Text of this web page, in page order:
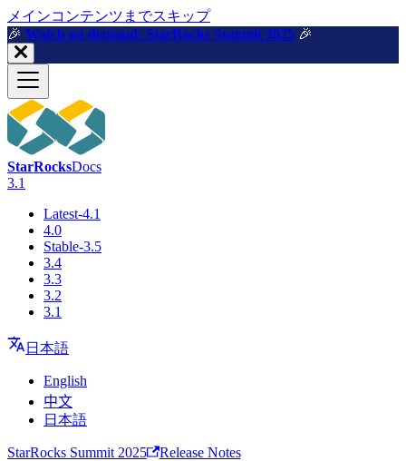
メインコンテンツまでスキップ
🎉️ Watch on demand: StarRocks Summit 2025 🎉️
StarRocksDocs
3.1
Latest-4.1
4.0
Stable-3.5
3.4
3.3
3.2
3.1
日本語
English
中文
日本語
StarRocks Summit 2025 Release Notes